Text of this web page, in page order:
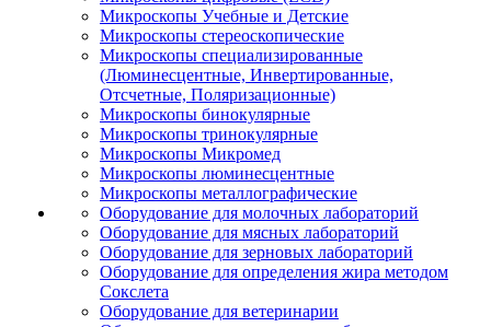
Микроскопы Учебные и Детские
Микроскопы стереоскопические
Микроскопы специализированные
(Люминесцентные, Инвертированные,
Отсчетные, Поляризационные)
Микроскопы бинокулярные
Микроскопы тринокулярные
Микроскопы Микромед
Микроскопы люминесцентные
Микроскопы металлографические
Оборудование для молочных лабораторий
Оборудование для мясных лабораторий
Оборудование для зерновых лабораторий
Оборудование для определения жира методом
Сокслета
Оборудование для ветеринарии